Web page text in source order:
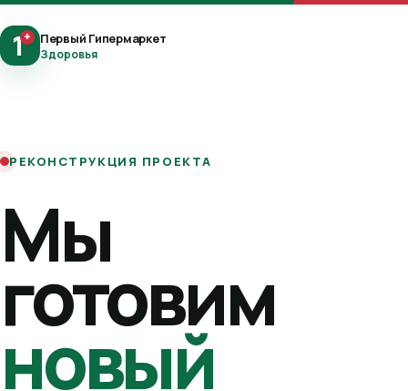
1+ Первый Гипермаркет
Здоровья
РЕКОНСТРУКЦИЯ ПРОЕКТА
Мы
готовим
новый